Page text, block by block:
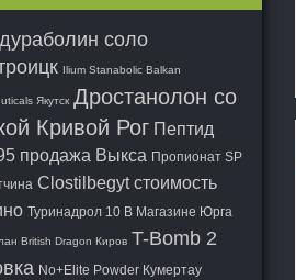
соло
Ilium Stanabolic Balkan
Якутск Дростанолон со
Кривой Рог Пептид
продажа Выкса Пропионат SP
Clostilbegyt стоимость
Туринадрол 10 В Магазине Юрга
British Dragon Киров T-Bomb 2
No+Elite Powder Кумертау